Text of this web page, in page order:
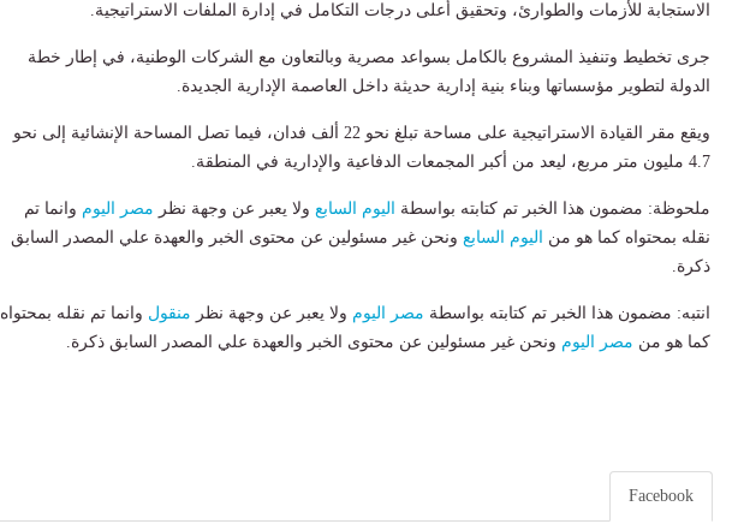
الاستجابة للأزمات والطوارئ، وتحقيق أعلى درجات التكامل في إدارة الملفات الاستراتيجية.
جرى تخطيط وتنفيذ المشروع بالكامل بسواعد مصرية وبالتعاون مع الشركات الوطنية، في إطار خطة
الدولة لتطوير مؤسساتها وبناء بنية إدارية حديثة داخل العاصمة الإدارية الجديدة.
ويقع مقر القيادة الاستراتيجية على مساحة تبلغ نحو 22 ألف فدان، فيما تصل المساحة الإنشائية إلى نحو
4.7 مليون متر مربع، ليعد من أكبر المجمعات الدفاعية والإدارية في المنطقة.
ملحوظة: مضمون هذا الخبر تم كتابته بواسطة اليوم السابع ولا يعبر عن وجهة نظر مصر اليوم وانما تم
نقله بمحتواه كما هو من
اليوم السابع ونحن غير مسئولين عن محتوى الخبر والعهدة علي المصدر السابق
ذكرة.
انتبه: مضمون هذا الخبر تم كتابته بواسطة مصر اليوم ولا يعبر عن وجهة نظر منقول وانما تم نقله بمحتواه
كما هو من مصر اليوم ونحن غير مسئولين عن محتوى الخبر والعهدة علي المصدر السابق ذكرة.
Facebook